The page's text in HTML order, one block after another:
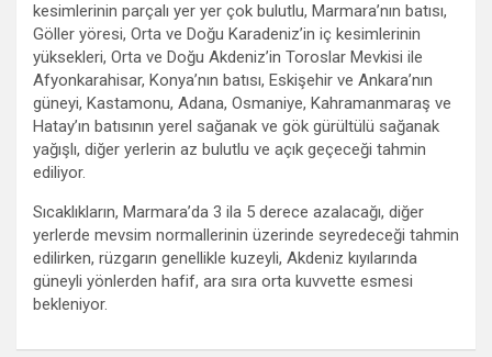
kesimlerinin parçalı yer yer çok bulutlu, Marmara’nın batısı,
Göller yöresi, Orta ve Doğu Karadeniz’in iç kesimlerinin
yüksekleri, Orta ve Doğu Akdeniz’in Toroslar Mevkisi ile
Afyonkarahisar, Konya’nın batısı, Eskişehir ve Ankara’nın
güneyi, Kastamonu, Adana, Osmaniye, Kahramanmaraş ve
Hatay’ın batısının yerel sağanak ve gök gürültülü sağanak
yağışlı, diğer yerlerin az bulutlu ve açık geçeceği tahmin
ediliyor.
Sıcaklıkların, Marmara’da 3 ila 5 derece azalacağı, diğer
yerlerde mevsim normallerinin üzerinde seyredeceği tahmin
edilirken, rüzgarın genellikle kuzeyli, Akdeniz kıyılarında
güneyli yönlerden hafif, ara sıra orta kuvvette esmesi
bekleniyor.